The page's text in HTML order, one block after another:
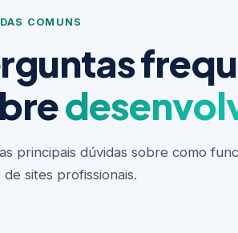
COMUNS
principais dúvidas sobre como
de sites profissionais.